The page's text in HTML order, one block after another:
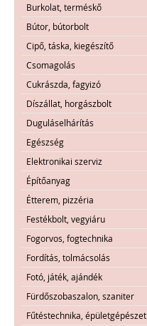
Burkolat, terméskő
Bútor, bútorbolt
Cipő, táska, kiegészítő
Csomagolás
Cukrászda, fagyizó
Díszállat, horgászbolt
Duguláselhárítás
Egészség
Elektronikai szerviz
Építőanyag
Étterem, pizzéria
Festékbolt, vegyiáru
Fogorvos, fogtechnika
Fordítás, tolmácsolás
Fotó, játék, ajándék
Fürdőszobaszalon, szaniter
Fűtéstechnika, épületgépészet